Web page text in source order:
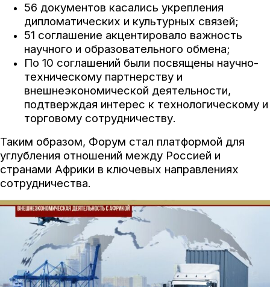
56 документов касались укрепления
дипломатических и культурных связей;
51 соглашение акцентировало важность
научного и образовательного обмена;
По 10 соглашений были посвящены научно-
техническому партнерству и
внешнеэкономической деятельности,
подтверждая интерес к технологическому и
торговому сотрудничеству.
Таким образом, Форум стал платформой для
углубления отношений между Россией и
странами Африки в ключевых направлениях
сотрудничества.